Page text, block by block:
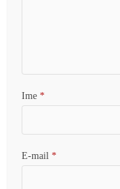
Ime*
E-mail*